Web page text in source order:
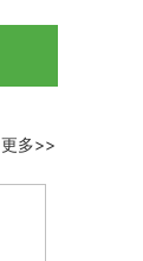
更多>>